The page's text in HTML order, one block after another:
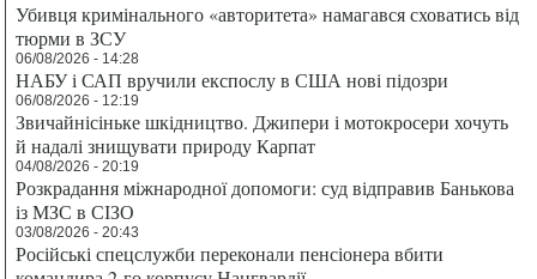
Убивця кримінального «авторитета» намагався сховатись від
тюрми в ЗСУ
06/08/2026 - 14:28
НАБУ і САП вручили експослу в США нові підозри
06/08/2026 - 12:19
Звичайнісіньке шкідництво. Джипери і мотокросери хочуть
й надалі знищувати природу Карпат
04/08/2026 - 20:19
Розкрадання міжнародної допомоги: суд відправив Банькова
із МЗС в СІЗО
03/08/2026 - 20:43
Російські спецслужби переконали пенсіонера вбити